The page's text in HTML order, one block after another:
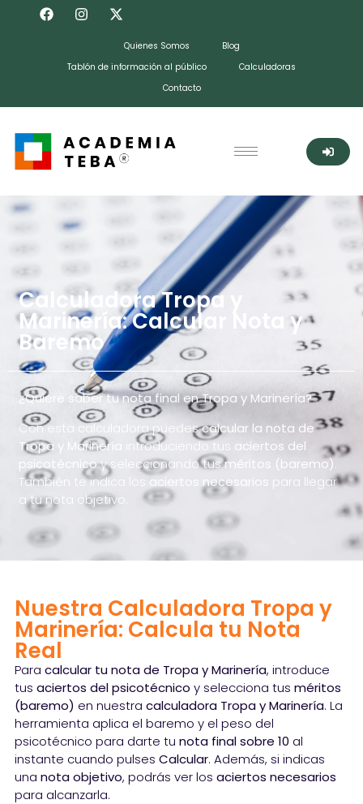
Quienes Somos
Blog
Tablón de información al público
Calculadoras
Contacto
Calculadora Tropa y
Marinería: Calcular Nota y
Baremo
¿Quiere saber tu nota final en Tropa y Marinería?
Con esta calculadora puedescalcular la nota de
Tropa y Marinería introduciendo tus aciertos del
psicotécnicoy seleccionando tusméritos (baremo).
También te indica losaciertos necesarios para llegar
a tu nota objetivo.
Nuestra Calculadora Tropa y
Marinería: Calcula tu Nota
Real
Para calcular tu nota de Tropa y Marinería, introduce
tus aciertos del psicotécnico y selecciona tus méritos
(baremo) en nuestra calculadora Tropa y Marinería. La
herramienta aplica el baremo y el peso del
psicotécnico para darte tu nota final sobre 10 al
instante cuando pulses Calcular. Además, si indicas
una nota objetivo, podrás ver los aciertos necesarios
para alcanzarla.